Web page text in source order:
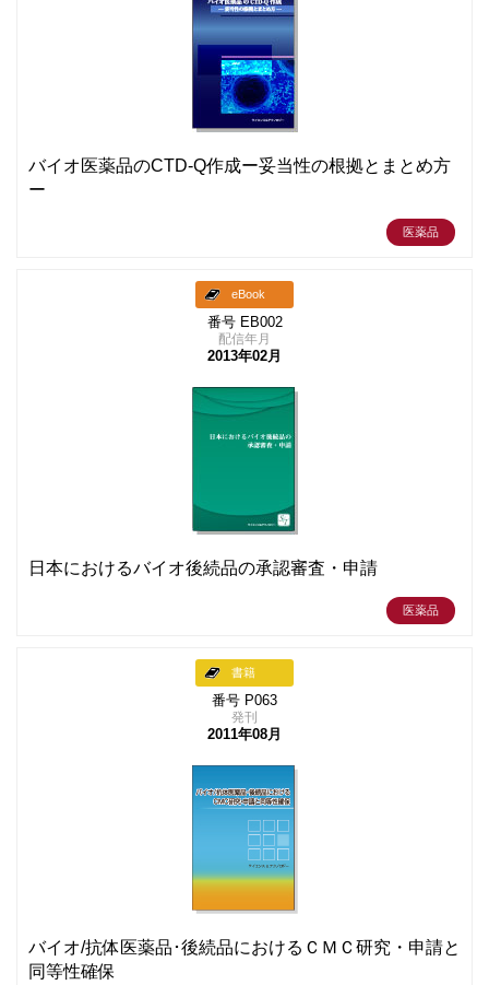
バイオ医薬品のCTD-Q作成ー妥当性の根拠とまとめ方
ー
医薬品
eBook
番号 EB002
配信年月
2013年02月
日本におけるバイオ後続品の承認審査・申請
医薬品
書籍
番号 P063
発刊
2011年08月
バイオ/抗体医薬品･後続品におけるＣＭＣ研究・申請と
同等性確保